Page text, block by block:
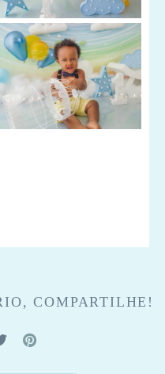
COMPARTILHE!